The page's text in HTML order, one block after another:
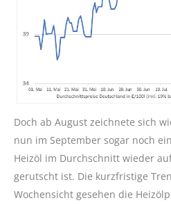
Doch ab August zeichnete sich
nun im September sogar noch
Heizöl im Durchschnitt wieder
gerutscht ist. Die kurzfristige
Wochensicht gesehen die